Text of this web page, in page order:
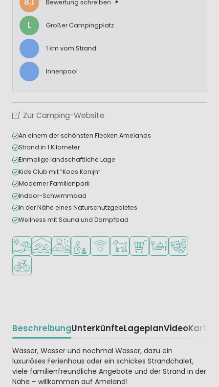
Bewertung schreiben
L Großer Campingplatz
1 km vom Strand
Innenpool
Zur Camping-Website
An einem der schönsten Flecken Amelands
Strand in 1 Kilometer
Einmalige landschaftliche Lage
Kids Club mit “Koos Konijn”
Moderner Familienpark
Indoor-Schwimmbad
In der Nähe eines Naturschutzgebietes
Wellness mit Sauna und Dampfbad
Am Strand und Meer
HallenbadWellness-Einrichtungen
Empfohlen für kleine Kinder
WLAN verfügbar
Haustiere erlaubt
Supermarkt/Laden
Restaurant oder
Fahrradverleih
BeschreibungUnterkünfteLageplanVideoKarte
Beschrijving
Wasser, Wasser und nochmal Wasser, dazu ein
luxuriöses Ferienhaus oder ein schickes Strandchalet,
viele familienfreundliche Angebote und der Strand in der
Nähe – willkommen auf Ameland!